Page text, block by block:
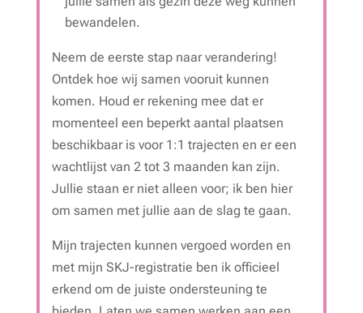
bewandelen.
Neem de eerste stap naar verandering!
Ontdek hoe wij samen vooruit kunnen
komen. Houd er rekening mee dat er
momenteel een beperkt aantal plaatsen
beschikbaar is voor 1:1 trajecten en er een
wachtlijst van 2 tot 3 maanden kan zijn.
Jullie staan er niet alleen voor; ik ben hier
om samen met jullie aan de slag te gaan.
Mijn trajecten kunnen vergoed worden en
met mijn SKJ-registratie ben ik officieel
erkend om de juiste ondersteuning te